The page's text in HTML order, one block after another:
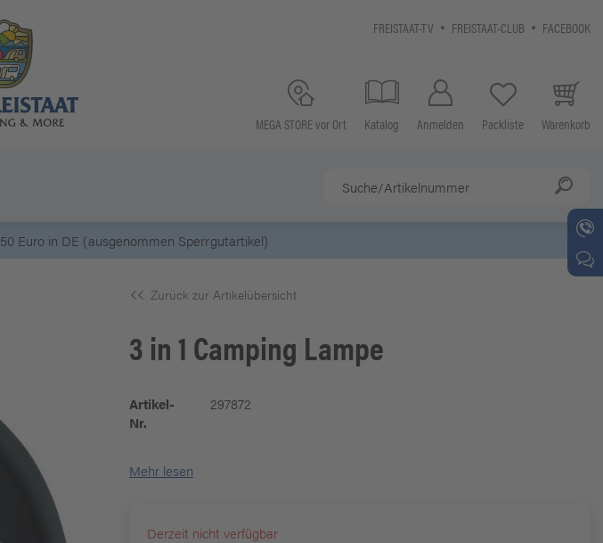
FREISTAAT-TV FREISTAAT-CLUB FACEBOOK
MEGA STORE vor Ort Katalog Anmelden Packliste Warenkorb
Newsletter-Anmeldung
Zurück zur Artikelübersicht
3 in 1 Camping Lampe
Artikel-
Nr.
297872
Mehr lesen
Derzeit nicht verfügbar